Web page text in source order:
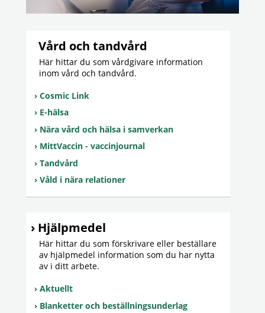
Vård och tandvård
Här hittar du som vårdgivare information
inom vård och tandvård.
Cosmic Link
E-hälsa
Nära vård och hälsa i samverkan
MittVaccin - vaccinjournal
Tandvård
Våld i nära relationer
Hjälpmedel
Här hittar du som förskrivare eller beställare
av hjälpmedel information som du har nytta
av i ditt arbete.
Aktuellt
Blanketter och beställningsunderlag